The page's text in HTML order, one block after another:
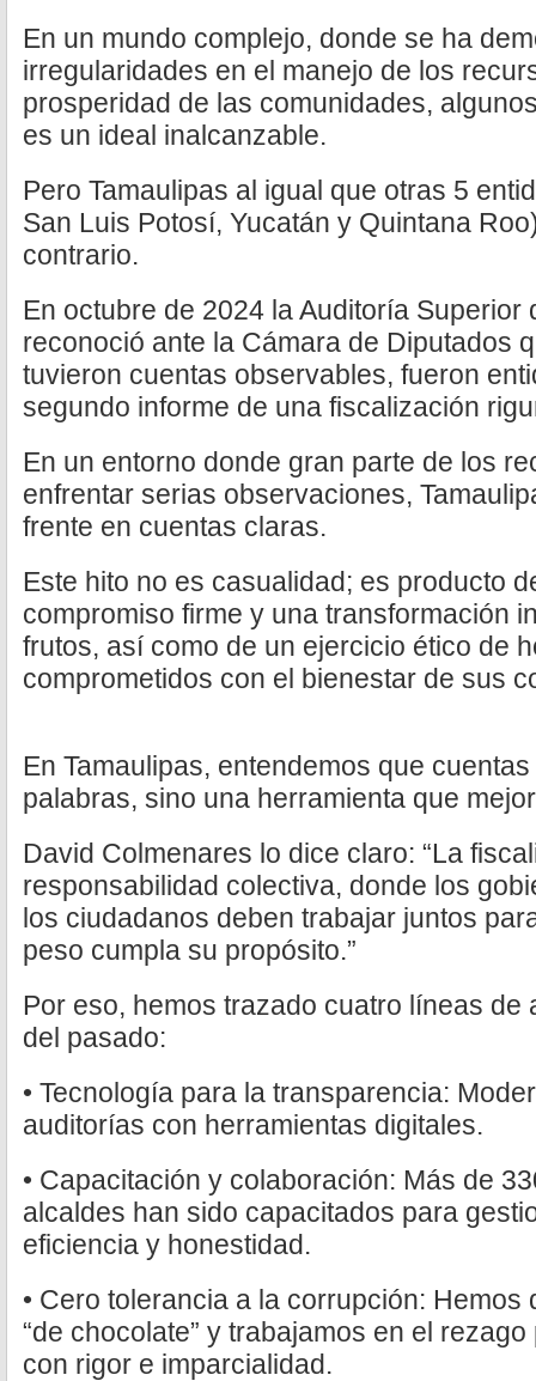
En un mundo complejo, donde se ha
irregularidades en el manejo de los
prosperidad de las comunidades,
es un ideal inalcanzable.
Pero Tamaulipas al igual que otras 5
San Luis Potosí, Yucatán y Quintana
contrario.
En octubre de 2024 la Auditoría Superior
reconoció ante la Cámara de Diputados
tuvieron cuentas observables, fueron
segundo informe de una fiscalización
En un entorno donde gran parte de los
enfrentar serias observaciones,
frente en cuentas claras.
Este hito no es casualidad; es producto
compromiso firme y una transformación
frutos, así como de un ejercicio ético de
comprometidos con el bienestar de sus
En Tamaulipas, entendemos que
palabras, sino una herramienta que
David Colmenares lo dice claro: “La
responsabilidad colectiva, donde los
los ciudadanos deben trabajar juntos
peso cumpla su propósito.”
Por eso, hemos trazado cuatro líneas
del pasado:
• Tecnología para la transparencia:
auditorías con herramientas digitales.
• Capacitación y colaboración: Más de
alcaldes han sido capacitados para
eficiencia y honestidad.
• Cero tolerancia a la corrupción:
“de chocolate” y trabajamos en el
con rigor e imparcialidad.